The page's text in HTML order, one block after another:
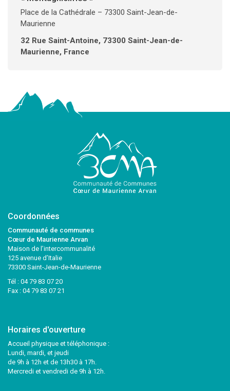
Place de la Cathédrale – 73300 Saint-Jean-de-
Maurienne
32 Rue Saint-Antoine, 73300 Saint-Jean-de-
Maurienne, France
Coordonnées
Communauté de communes
Cœur de Maurienne Arvan
Maison de l’intercommunalité
125 avenue d’Italie
73300 Saint-Jean-de-Maurienne
Tél : 04 79 83 07 20
Fax : 04 79 83 07 21
Horaires d'ouverture
Accueil physique et téléphonique :
Lundi, mardi, et jeudi
de 9h à 12h et de 13h30 à 17h.
Mercredi et vendredi de 9h à 12h.